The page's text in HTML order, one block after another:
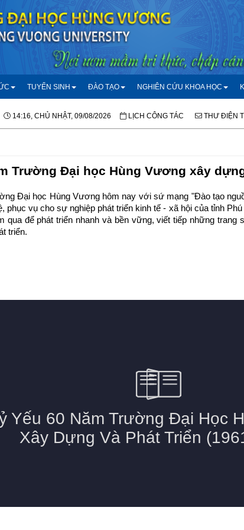
TUYỂN SINH ĐÀO TẠO NGHIÊN CỨU KHOA HỌC
14:16, CHỦ NHẬT, 09/08/2026 LỊCH CÔNG TÁC THƯ ĐIỆN
Trường Đại học Hùng Vương xây
Đại học Hùng Vương hôm nay với sứ mạng "Đào tạo
phục vụ cho sự nghiệp phát triển kinh tế - xã hội của tỉnh
qua để phát triển nhanh và bền vững, viết tiếp những
triển.